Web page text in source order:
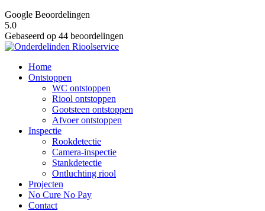
Google Beoordelingen
5.0
Gebaseerd op 44 beoordelingen
Home
Ontstoppen
WC ontstoppen
Riool ontstoppen
Gootsteen ontstoppen
Afvoer ontstoppen
Inspectie
Rookdetectie
Camera-inspectie
Stankdetectie
Ontluchting riool
Projecten
No Cure No Pay
Contact